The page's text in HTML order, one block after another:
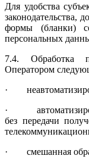
Для удобства
законодательства,
формы (бланки)
персональных
7.4. Обработка
Оператором
·
·
без передачи
· смешанная